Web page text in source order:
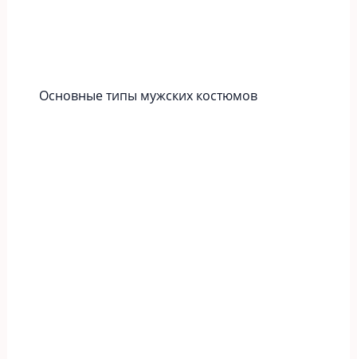
Основные типы мужских костюмов